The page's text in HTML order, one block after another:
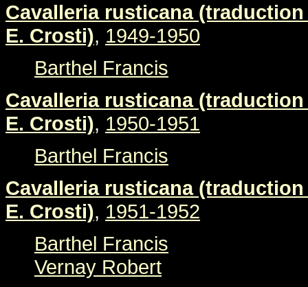
Cavalleria rusticana
E. Crosti), 1949-1950
Barthel Francis
Cavalleria rusticana
E. Crosti), 1950-1951
Barthel Francis
Cavalleria rusticana
E. Crosti), 1951-1952
Barthel Francis
Vernay Robert